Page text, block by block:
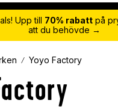
Upp till 70% rabatt på
att du behövde →
Yoyo Factory